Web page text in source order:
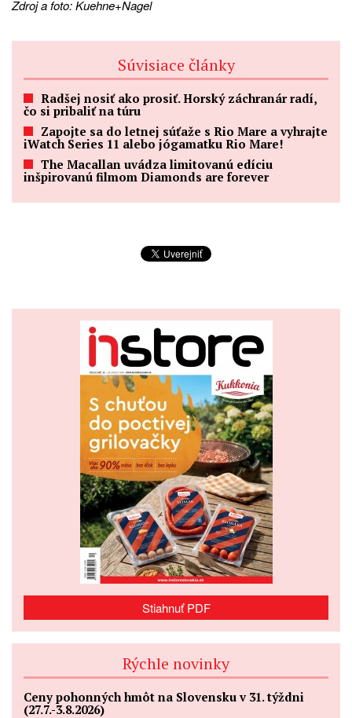
Zdroj a foto: Kuehne+Nagel
Súvisiace články
Radšej nosiť ako prosiť. Horský záchranár radí,
čo si pribaliť na túru
Zapojte sa do letnej súťaže s Rio Mare a vyhrajte
iWatch Series 11 alebo jógamatku Rio Mare!
The Macallan uvádza limitovanú edíciu
inšpirovanú filmom Diamonds are forever
Stiahnuť PDF
Rýchle novinky
Ceny pohonných hmôt na Slovensku v 31. týždni
(27.7.-3.8.2026)